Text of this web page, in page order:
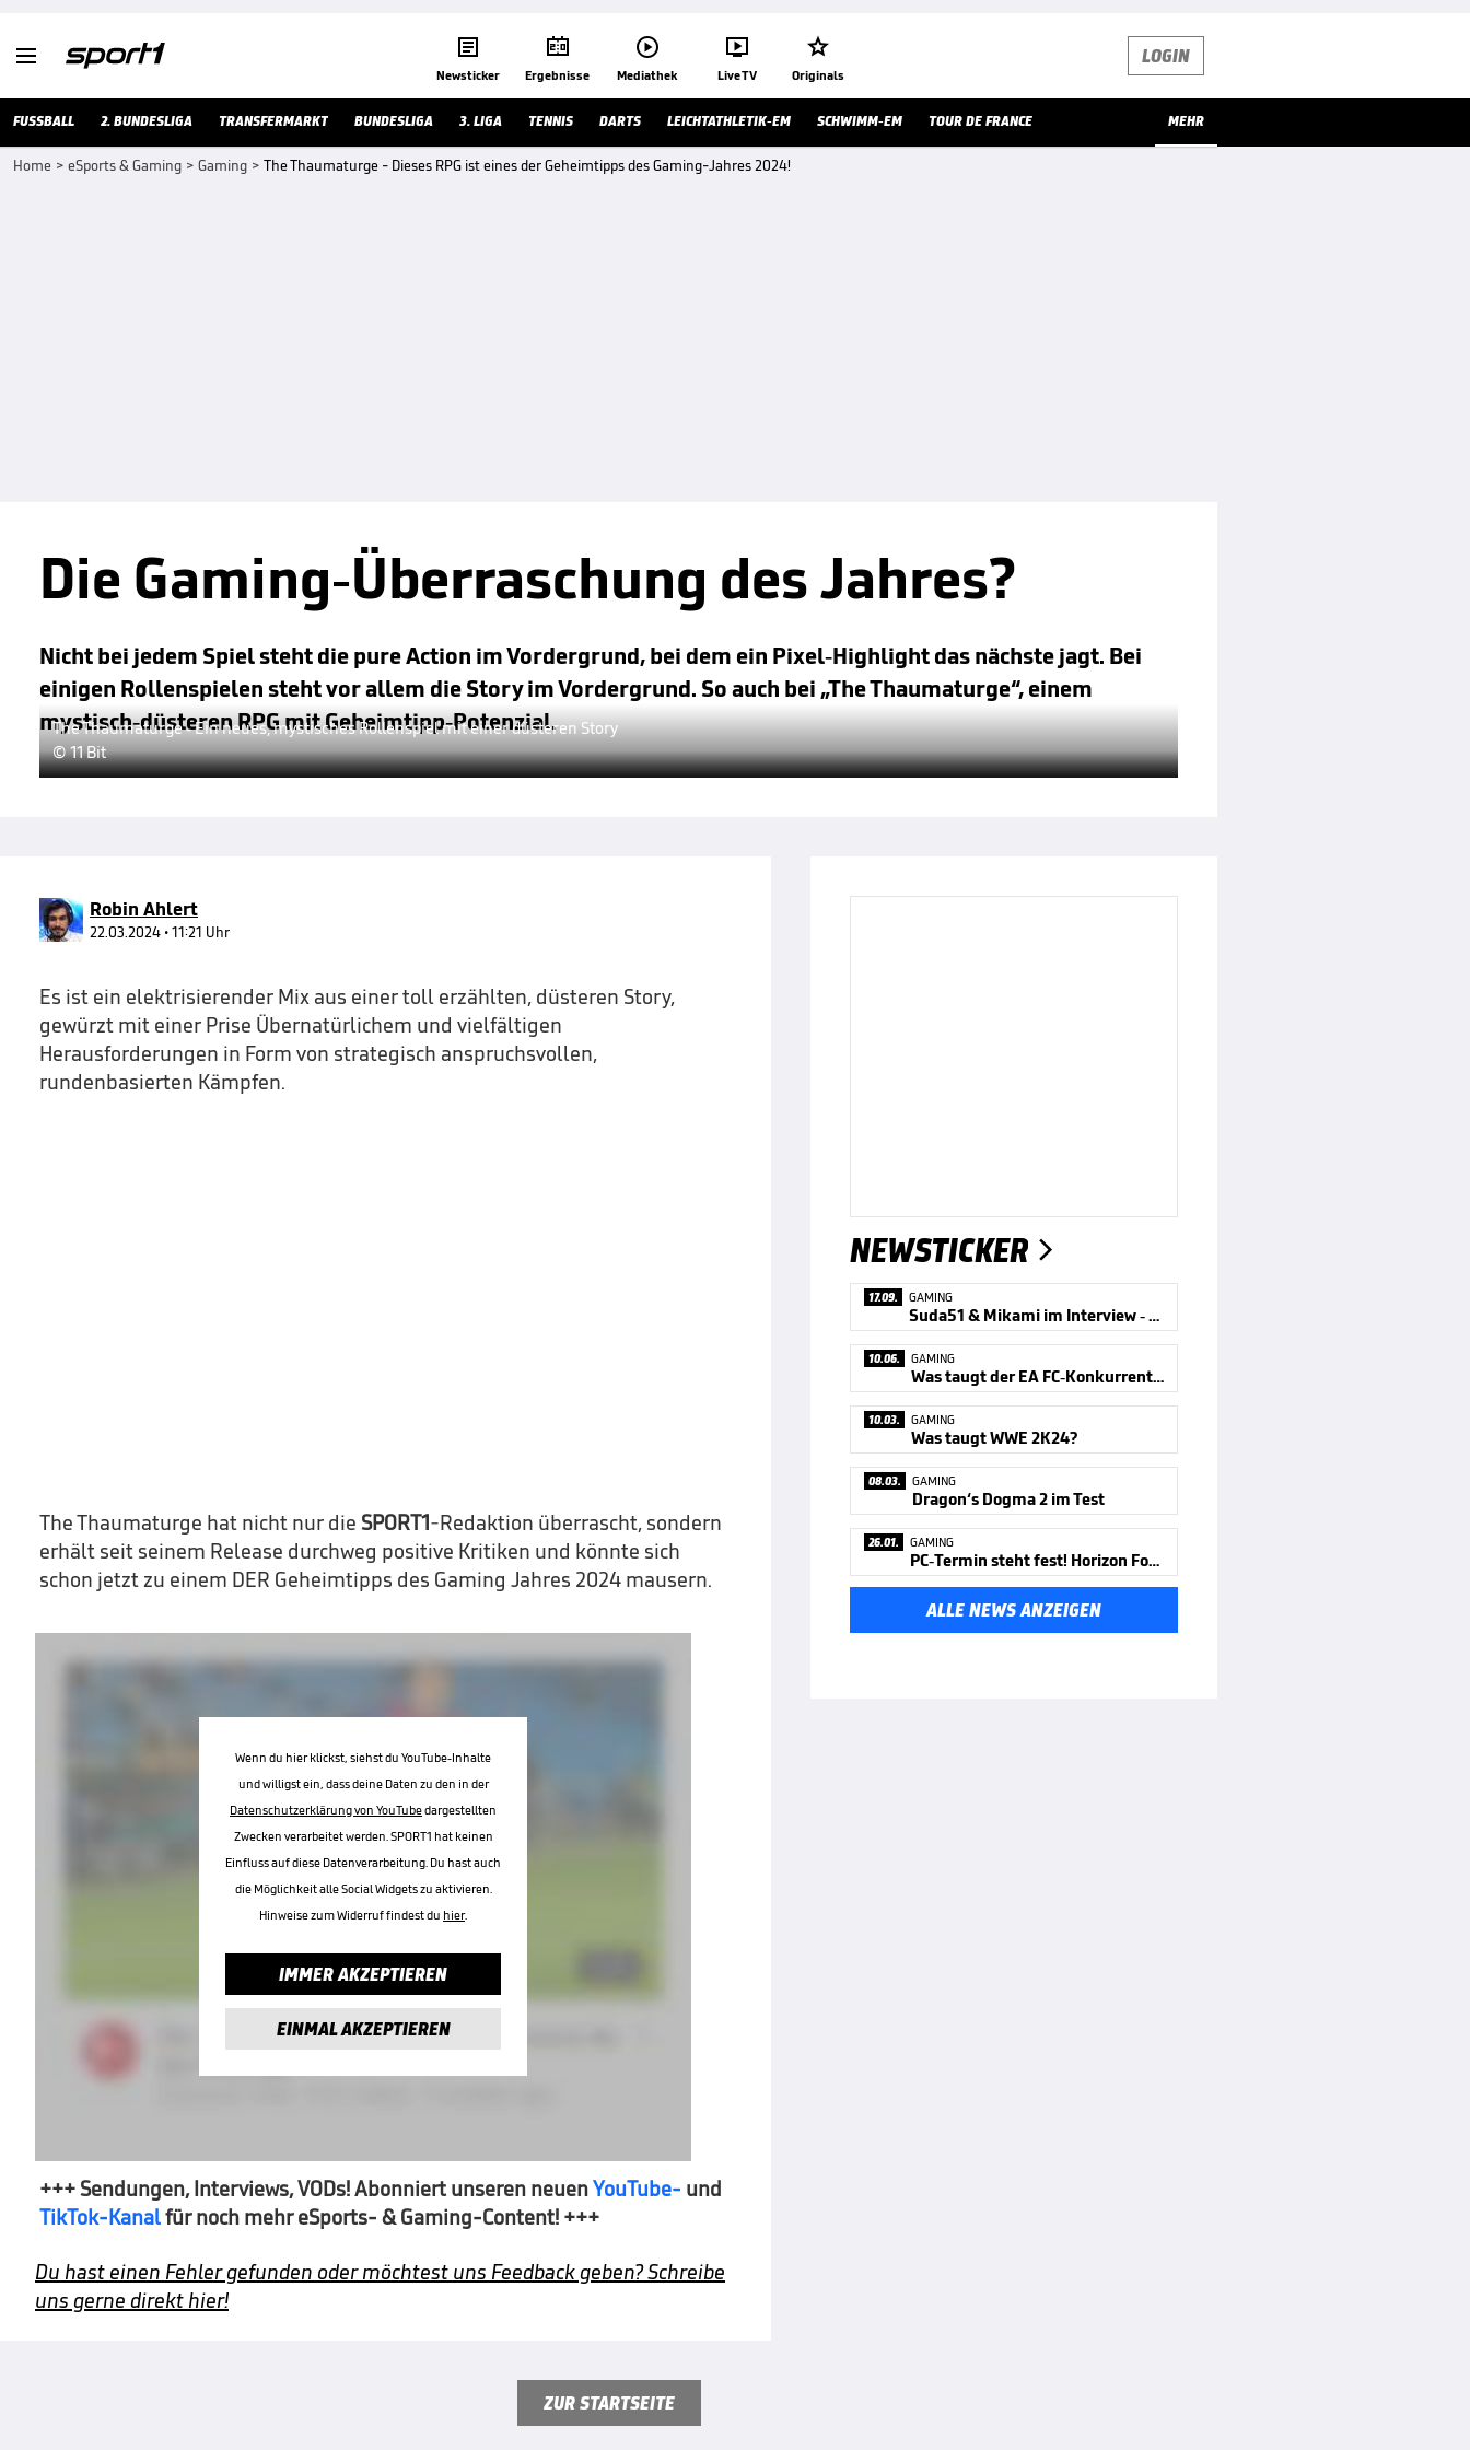
 
Newsticker

Ergebnisse

Mediathek

Live TV

Originals
LOGIN
FUSSBALL 2. BUNDESLIGA TRANSFERMARKT BUNDESLIGA 3. LIGA TENNIS DARTS LEICHTATHLETIK-EM SCHWIMM-EM TOUR DE FRANCE MEHR
Home > eSports & Gaming > Gaming > The Thaumaturge - Dieses RPG ist eines der Geheimtipps des Gaming-Jahres 2024!
Die Gaming-Überraschung des Jahres?
Nicht bei jedem Spiel steht die pure Action im Vordergrund, bei dem ein Pixel-Highlight das nächste jagt. Bei
einigen Rollenspielen steht vor allem die Story im Vordergrund. So auch bei „The Thaumaturge“, einem
mystisch-düsteren RPG mit Geheimtipp-Potenzial.
The Thaumaturge - Ein neues, mystisches Rollenspiel mit einer düsteren Story
© 11 Bit
Robin Ahlert
22.03.2024 • 11:21 Uhr
Es ist ein elektrisierender Mix aus einer toll erzählten, düsteren Story,
gewürzt mit einer Prise Übernatürlichem und vielfältigen
Herausforderungen in Form von strategisch anspruchsvollen,
rundenbasierten Kämpfen.
The Thaumaturge hat nicht nur die SPORT1-Redaktion überrascht, sondern
erhält seit seinem Release durchweg positive Kritiken und könnte sich
schon jetzt zu einem DER Geheimtipps des Gaming Jahres 2024 mausern.
Wenn du hier klickst, siehst du YouTube-Inhalte
und willigst ein, dass deine Daten zu den in der
Datenschutzerklärung von YouTubedargestellten
Zwecken verarbeitet werden. SPORT1 hat keinen
Einfluss auf diese Datenverarbeitung. Du hast auch
die Möglichkeit alle Social Widgets zu aktivieren.
Hinweise zum Widerruf findest du hier.
IMMER AKZEPTIEREN
EINMAL AKZEPTIEREN
+++ Sendungen, Interviews, VODs! Abonniert unseren neuenYouTube- und
TikTok-Kanalfür noch mehr eSports- & Gaming-Content! +++
Du hast einen Fehler gefunden oder möchtest uns Feedback geben? Schreibe
uns gerne direkt hier!
NEWSTICKER 
17.09. GAMING
Suda51 & Mikami im Interview - Shadows of the Damned: Hella Remastered
10.06. GAMING
Was taugt der EA FC-Konkurrent UFL?
10.03. GAMING
Was taugt WWE 2K24?
08.03. GAMING
Dragon‘s Dogma 2 im Test
26.01. GAMING
PC-Termin steht fest! Horizon Forbidden West
ALLE NEWS ANZEIGEN
ZUR STARTSEITE